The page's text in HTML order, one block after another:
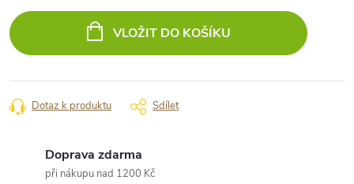
cena:
VLOŽIT DO KOŠÍKU
Dotaz k produktu Sdílet
Doprava zdarma
při nákupu nad 1200 Kč